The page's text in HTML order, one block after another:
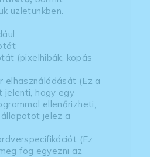
üzletünkben.
(pixelhibák, kopás
elhasználódását (Ez a
jelenti, hogy egy
ellenőrizheti,
jelez a
(Ez
fog egyezni az